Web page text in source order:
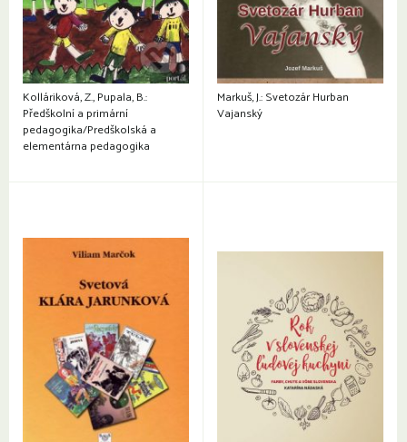
Kolláriková, Z., Pupala, B.:
Předškolní a primární
pedagogika/Predškolská a
elementárna pedagogika
Markuš, J.: Svetozár Hurban
Vajanský